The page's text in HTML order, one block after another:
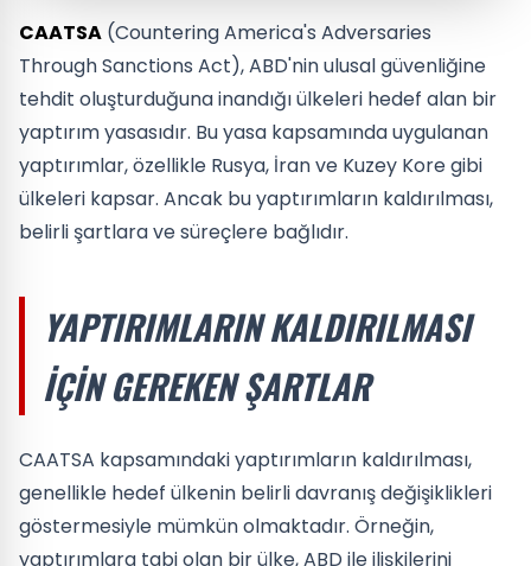
CAATSA (Countering America's Adversaries
Through Sanctions Act), ABD'nin ulusal güvenliğine
tehdit oluşturduğuna inandığı ülkeleri hedef alan bir
yaptırım yasasıdır. Bu yasa kapsamında uygulanan
yaptırımlar, özellikle Rusya, İran ve Kuzey Kore gibi
ülkeleri kapsar. Ancak bu yaptırımların kaldırılması,
belirli şartlara ve süreçlere bağlıdır.
YAPTIRIMLARIN KALDIRILMASI
İÇIN GEREKEN ŞARTLAR
CAATSA kapsamındaki yaptırımların kaldırılması,
genellikle hedef ülkenin belirli davranış değişiklikleri
göstermesiyle mümkün olmaktadır. Örneğin,
yaptırımlara tabi olan bir ülke, ABD ile ilişkilerini